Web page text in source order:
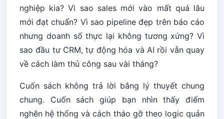
nghiệp kia? Vì sao sales mới vào mất quá lâu
mới đạt chuẩn? Vì sao pipeline đẹp trên báo cáo
nhưng doanh số thực lại không tương xứng? Vì
sao đầu tư CRM, tự động hóa và AI rồi vẫn quay
về cách làm thủ công sau vài tháng?
Cuốn sách không trả lời bằng lý thuyết chung
chung. Cuốn sách giúp bạn nhìn thấy điểm
nghẽn hệ thống và cách tháo gỡ theo logic quản